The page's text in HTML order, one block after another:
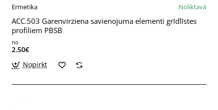
Ermetika Noliktavā
ACC.503 Garenvirziena savienojuma elementi grīdlīstes
profiliem PBSB
no
2.50€
Nopirkt